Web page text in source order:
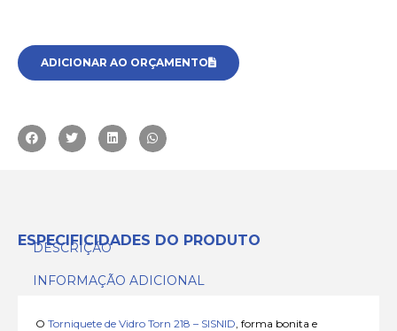
ADICIONAR AO ORÇAMENTO
ESPECIFICIDADES DO PRODUTO
DESCRIÇÃO
INFORMAÇÃO ADICIONAL
O Torniquete de Vidro Torn 218 – SISNID , forma bonita e